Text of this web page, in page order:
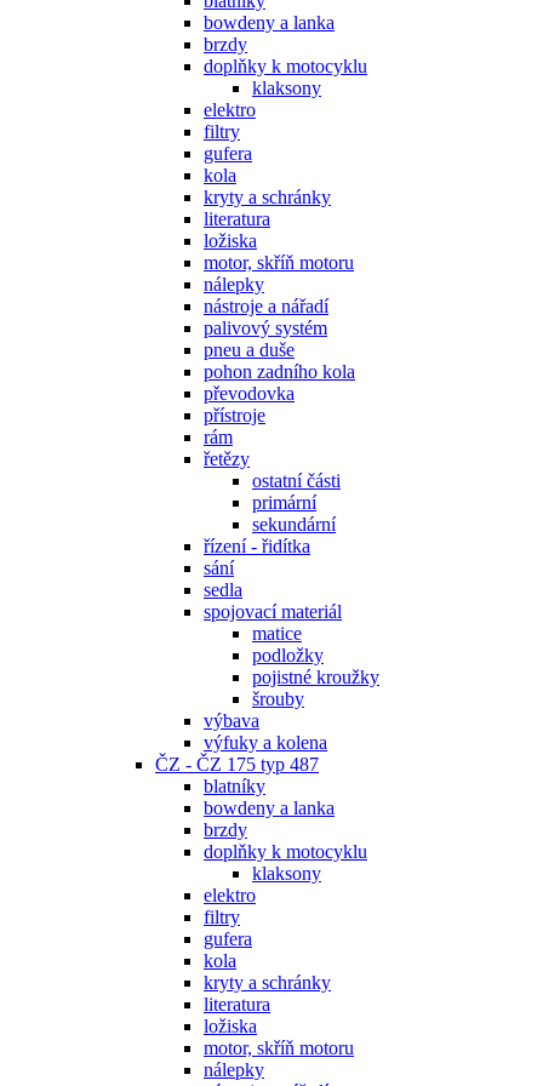
bowdeny a lanka
brzdy
doplňky k motocyklu
klaksony
elektro
filtry
gufera
kola
kryty a schránky
literatura
ložiska
motor, skříň motoru
nálepky
nástroje a nářadí
palivový systém
pneu a duše
pohon zadního kola
převodovka
přístroje
rám
řetězy
ostatní části
primární
sekundární
řízení - řidítka
sání
sedla
spojovací materiál
matice
podložky
pojistné kroužky
šrouby
výbava
výfuky a kolena
ČZ - ČZ 175 typ 487
blatníky
bowdeny a lanka
brzdy
doplňky k motocyklu
klaksony
elektro
filtry
gufera
kola
kryty a schránky
literatura
ložiska
motor, skříň motoru
nálepky